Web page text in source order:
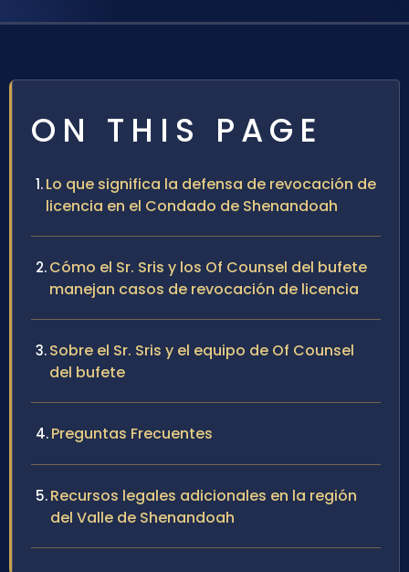
ON THIS PAGE
Lo que significa la defensa de revocación de
licencia en el Condado de Shenandoah
Cómo el Sr. Sris y los Of Counsel del bufete
manejan casos de revocación de licencia
Sobre el Sr. Sris y el equipo de Of Counsel
del bufete
Preguntas Frecuentes
Recursos legales adicionales en la región
del Valle de Shenandoah